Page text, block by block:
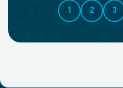
1 2 3